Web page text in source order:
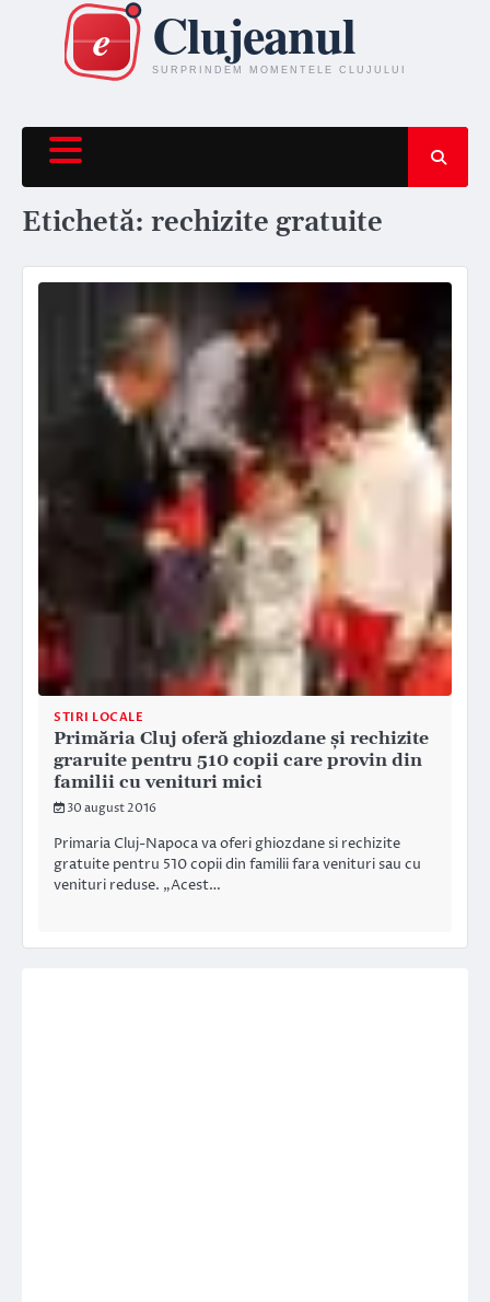
content
Etichetă: rechizite gratuite
STIRI LOCALE
Primăria Cluj oferă ghiozdane şi rechizite
graruite pentru 510 copii care provin din
familii cu venituri mici
30 august 2016
Primaria Cluj-Napoca va oferi ghiozdane si rechizite
gratuite pentru 510 copii din familii fara venituri sau cu
venituri reduse. „Acest…